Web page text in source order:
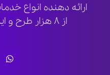
ارائه دهنده انواع
از ۸ هزار طرح و ایده و نمونه کار موفق